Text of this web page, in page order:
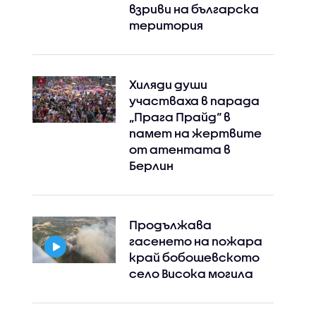
взриви на българска
територия
Хиляди души
участваха в парада
„Прага Прайд“ в
памет на жертвите
от атентата в
Берлин
Продължава
гасенето на пожара
край бобошевското
село Висока могила